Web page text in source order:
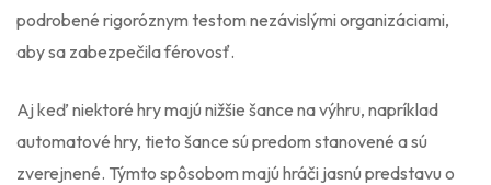
podrobené rigoróznym testom nezávislými organizáciami,
aby sa zabezpečila férovosť.
Aj keď niektoré hry majú nižšie šance na výhru, napríklad
automatové hry, tieto šance sú predom stanovené a sú
zverejnené. Týmto spôsobom majú hráči jasnú predstavu o